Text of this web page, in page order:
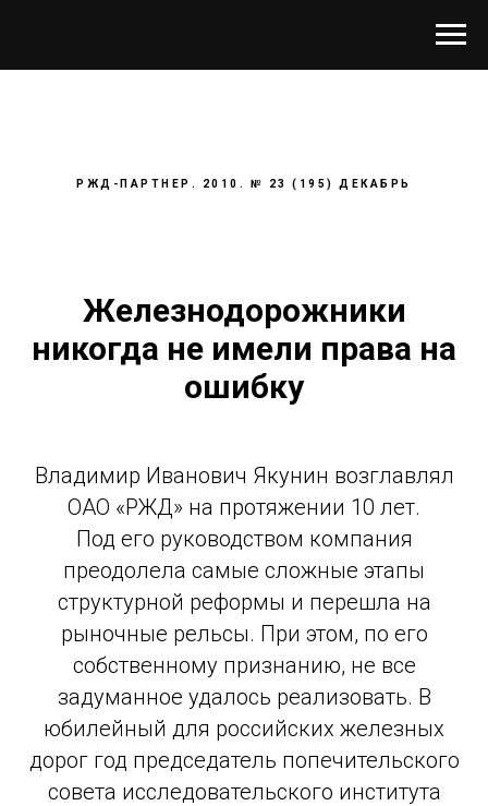
РЖД-ПАРТНЕР. 2010. № 23 (195) ДЕКАБРЬ
Железнодорожники
никогда не имели права на
ошибку
Владимир Иванович Якунин возглавлял
ОАО «РЖД» на протяжении 10 лет.
Под его руководством компания
преодолела самые сложные этапы
структурной реформы и перешла на
рыночные рельсы. При этом, по его
собственному признанию, не все
задуманное удалось реализовать. В
юбилейный для российских железных
дорог год председатель попечительского
совета исследовательского института